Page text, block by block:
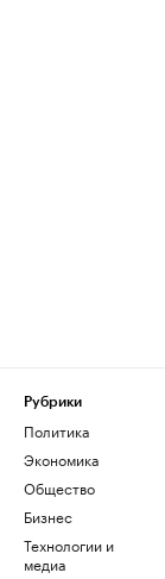
Рубрики
Политика
Экономика
Общество
Бизнес
Технологии и
медиа